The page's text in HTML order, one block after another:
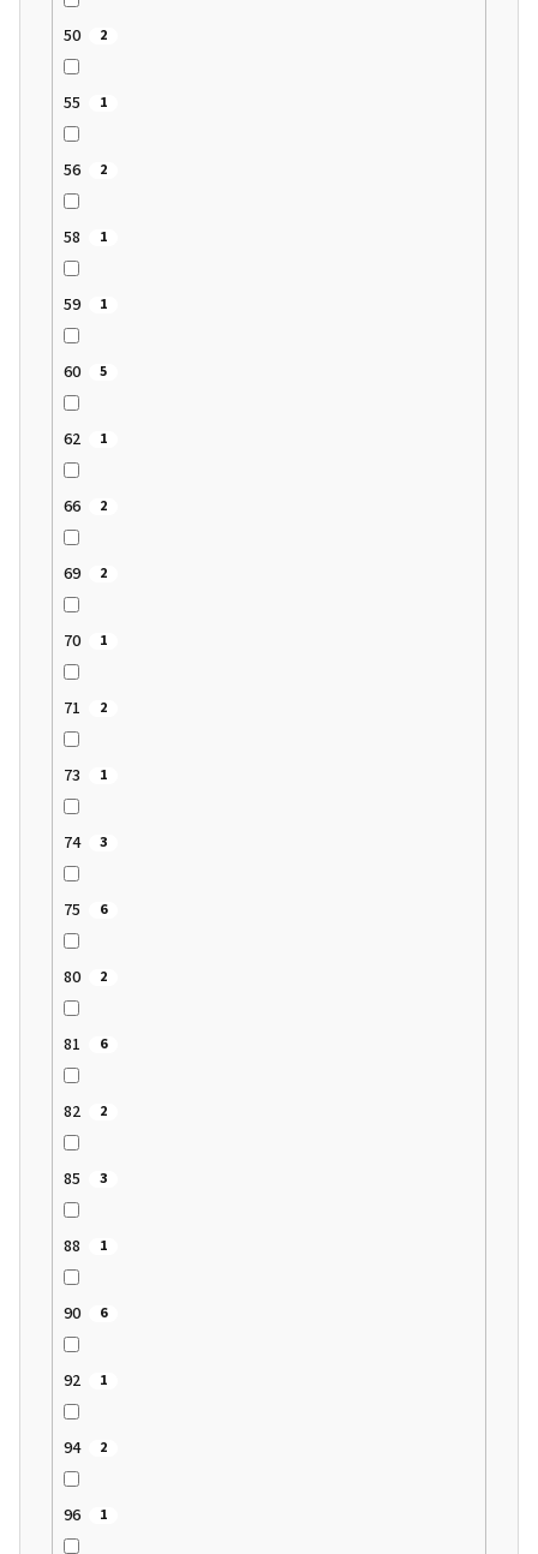
50 2
55 1
56 2
58 1
59 1
60 5
62 1
66 2
69 2
70 1
71 2
73 1
74 3
75 6
80 2
81 6
82 2
85 3
88 1
90 6
92 1
94 2
96 1